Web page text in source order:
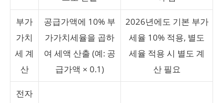
부가
가치
세 계
산
공급가액에 10% 부
가가치세율을 곱하
여 세액 산출 (예: 공
급가액 × 0.1)
2026년에도 기본 부가
세율 10% 적용, 별도
세율 적용 시 별도 계
산 필요
전자